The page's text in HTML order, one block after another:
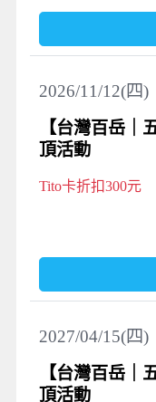
2026/11/12(四)
【台灣百岳｜
頂活動
Tito卡折扣300元
2027/04/15(四)
【台灣百岳｜
頂活動